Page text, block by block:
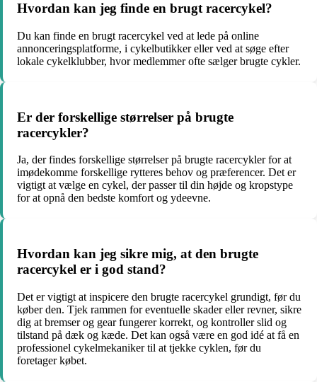
Hvordan kan jeg finde en brugt racercykel?
Du kan finde en brugt racercykel ved at lede på online
annonceringsplatforme, i cykelbutikker eller ved at søge efter
lokale cykelklubber, hvor medlemmer ofte sælger brugte cykler.
Er der forskellige størrelser på brugte
racercykler?
Ja, der findes forskellige størrelser på brugte racercykler for at
imødekomme forskellige rytteres behov og præferencer. Det er
vigtigt at vælge en cykel, der passer til din højde og kropstype
for at opnå den bedste komfort og ydeevne.
Hvordan kan jeg sikre mig, at den brugte
racercykel er i god stand?
Det er vigtigt at inspicere den brugte racercykel grundigt, før du
køber den. Tjek rammen for eventuelle skader eller revner, sikre
dig at bremser og gear fungerer korrekt, og kontroller slid og
tilstand på dæk og kæde. Det kan også være en god idé at få en
professionel cykelmekaniker til at tjekke cyklen, før du
foretager købet.